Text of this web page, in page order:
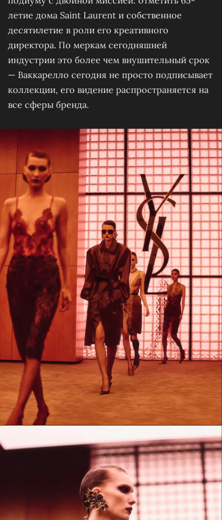
летие дома Saint Laurent и собственное
десятилетие в роли его креативного
директора. По меркам сегодняшней
индустрии это более чем внушительный срок
— Ваккарелло сегодня не просто подписывает
коллекции, его видение распространяется на
все сферы бренда.